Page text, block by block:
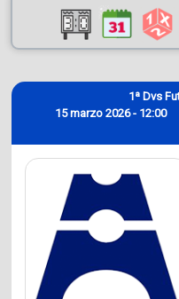
15 marzo 2026 - 12:00
1ª Dvs